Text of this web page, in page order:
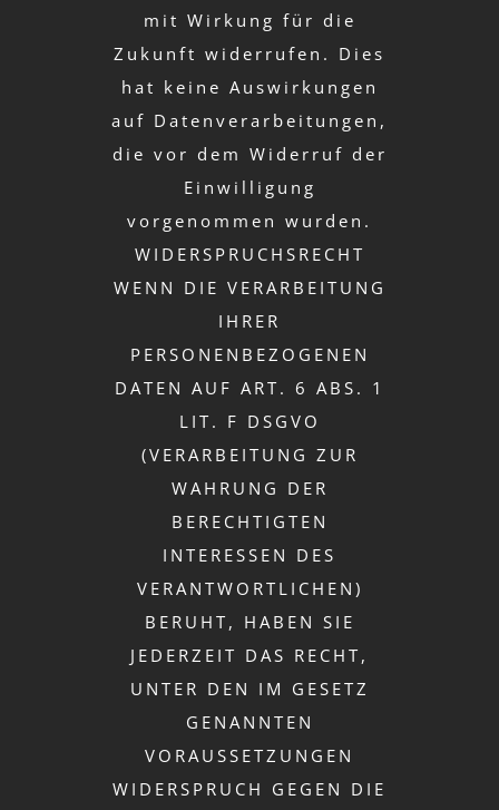
mit Wirkung für die
Zukunft widerrufen. Dies
hat keine Auswirkungen
auf Datenverarbeitungen,
die vor dem Widerruf der
Einwilligung
vorgenommen wurden.
WIDERSPRUCHSRECHT
WENN DIE VERARBEITUNG
IHRER
PERSONENBEZOGENEN
DATEN AUF ART. 6 ABS. 1
LIT. F DSGVO
(VERARBEITUNG ZUR
WAHRUNG DER
BERECHTIGTEN
INTERESSEN DES
VERANTWORTLICHEN)
BERUHT, HABEN SIE
JEDERZEIT DAS RECHT,
UNTER DEN IM GESETZ
GENANNTEN
VORAUSSETZUNGEN
WIDERSPRUCH GEGEN DIE